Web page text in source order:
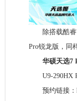
除搭载酷睿
Pro锐龙版，同
华硕天选7
U9-290HX
预约链接：